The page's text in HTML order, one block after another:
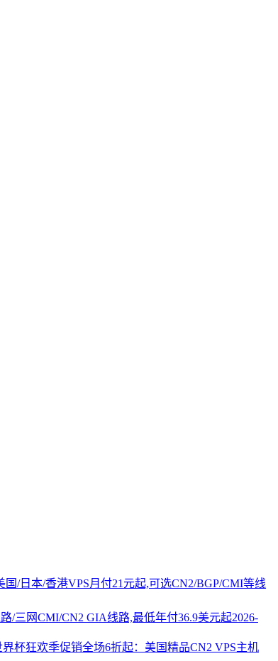
国/日本/香港VPS月付21元起,可选CN2/BGP/CMI等线
/三网CMI/CN2 GIA线路,最低年付36.9美元起2026-
界杯狂欢季促销全场6折起：美国精品CN2 VPS主机